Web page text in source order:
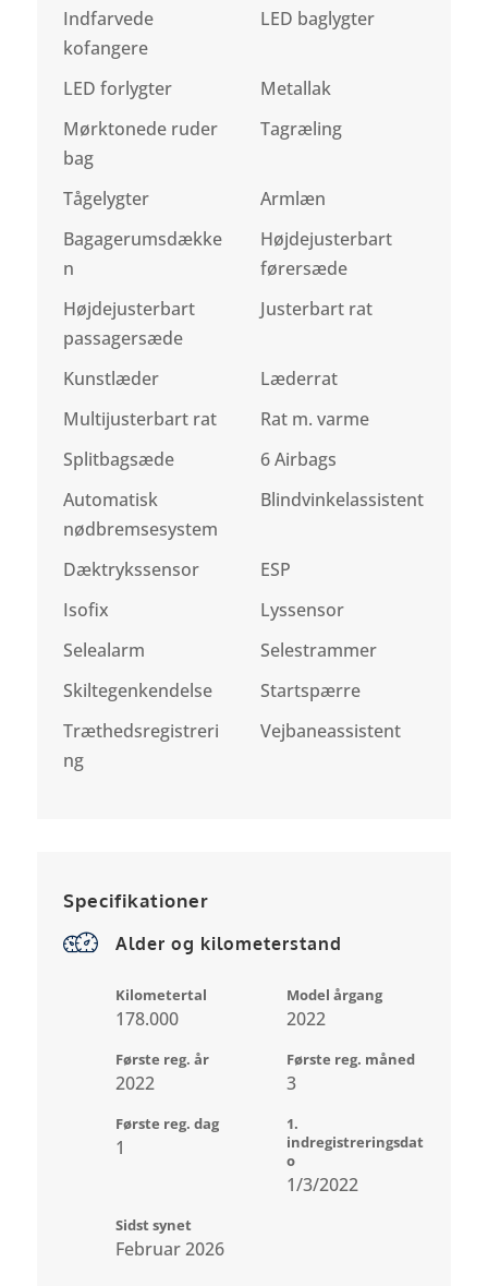
Indfarvede
kofangere
LED baglygter
LED forlygter
Metallak
Mørktonede ruder
bag
Tagræling
Tågelygter
Armlæn
Bagagerumsdække
n
Højdejusterbart
førersæde
Højdejusterbart
passagersæde
Justerbart rat
Kunstlæder
Læderrat
Multijusterbart rat
Rat m. varme
Splitbagsæde
6 Airbags
Automatisk
nødbremsesystem
Blindvinkelassistent
Dæktrykssensor
ESP
Isofix
Lyssensor
Selealarm
Selestrammer
Skiltegenkendelse
Startspærre
Træthedsregistreri
ng
Vejbaneassistent
Specifikationer
Alder og kilometerstand
Kilometertal
178.000
Model årgang
2022
Første reg. år
2022
Første reg. måned
3
Første reg. dag
1
1.
indregistreringsdat
o
1/3/2022
Sidst synet
Februar 2026